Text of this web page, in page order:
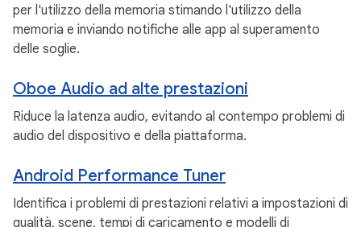
per l'utilizzo della memoria stimando l'utilizzo della
memoria e inviando notifiche alle app al superamento
delle soglie.
Oboe Audio ad alte prestazioni
Riduce la latenza audio, evitando al contempo problemi di
audio del dispositivo e della piattaforma.
Android Performance Tuner
Identifica i problemi di prestazioni relativi a impostazioni di
qualità, scene, tempi di caricamento e modelli di